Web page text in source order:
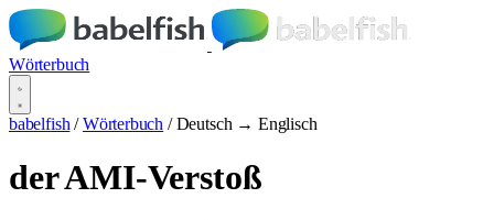
Wörterbuch
babelfish / Wörterbuch / Deutsch → Englisch
der AMI-Verstoß